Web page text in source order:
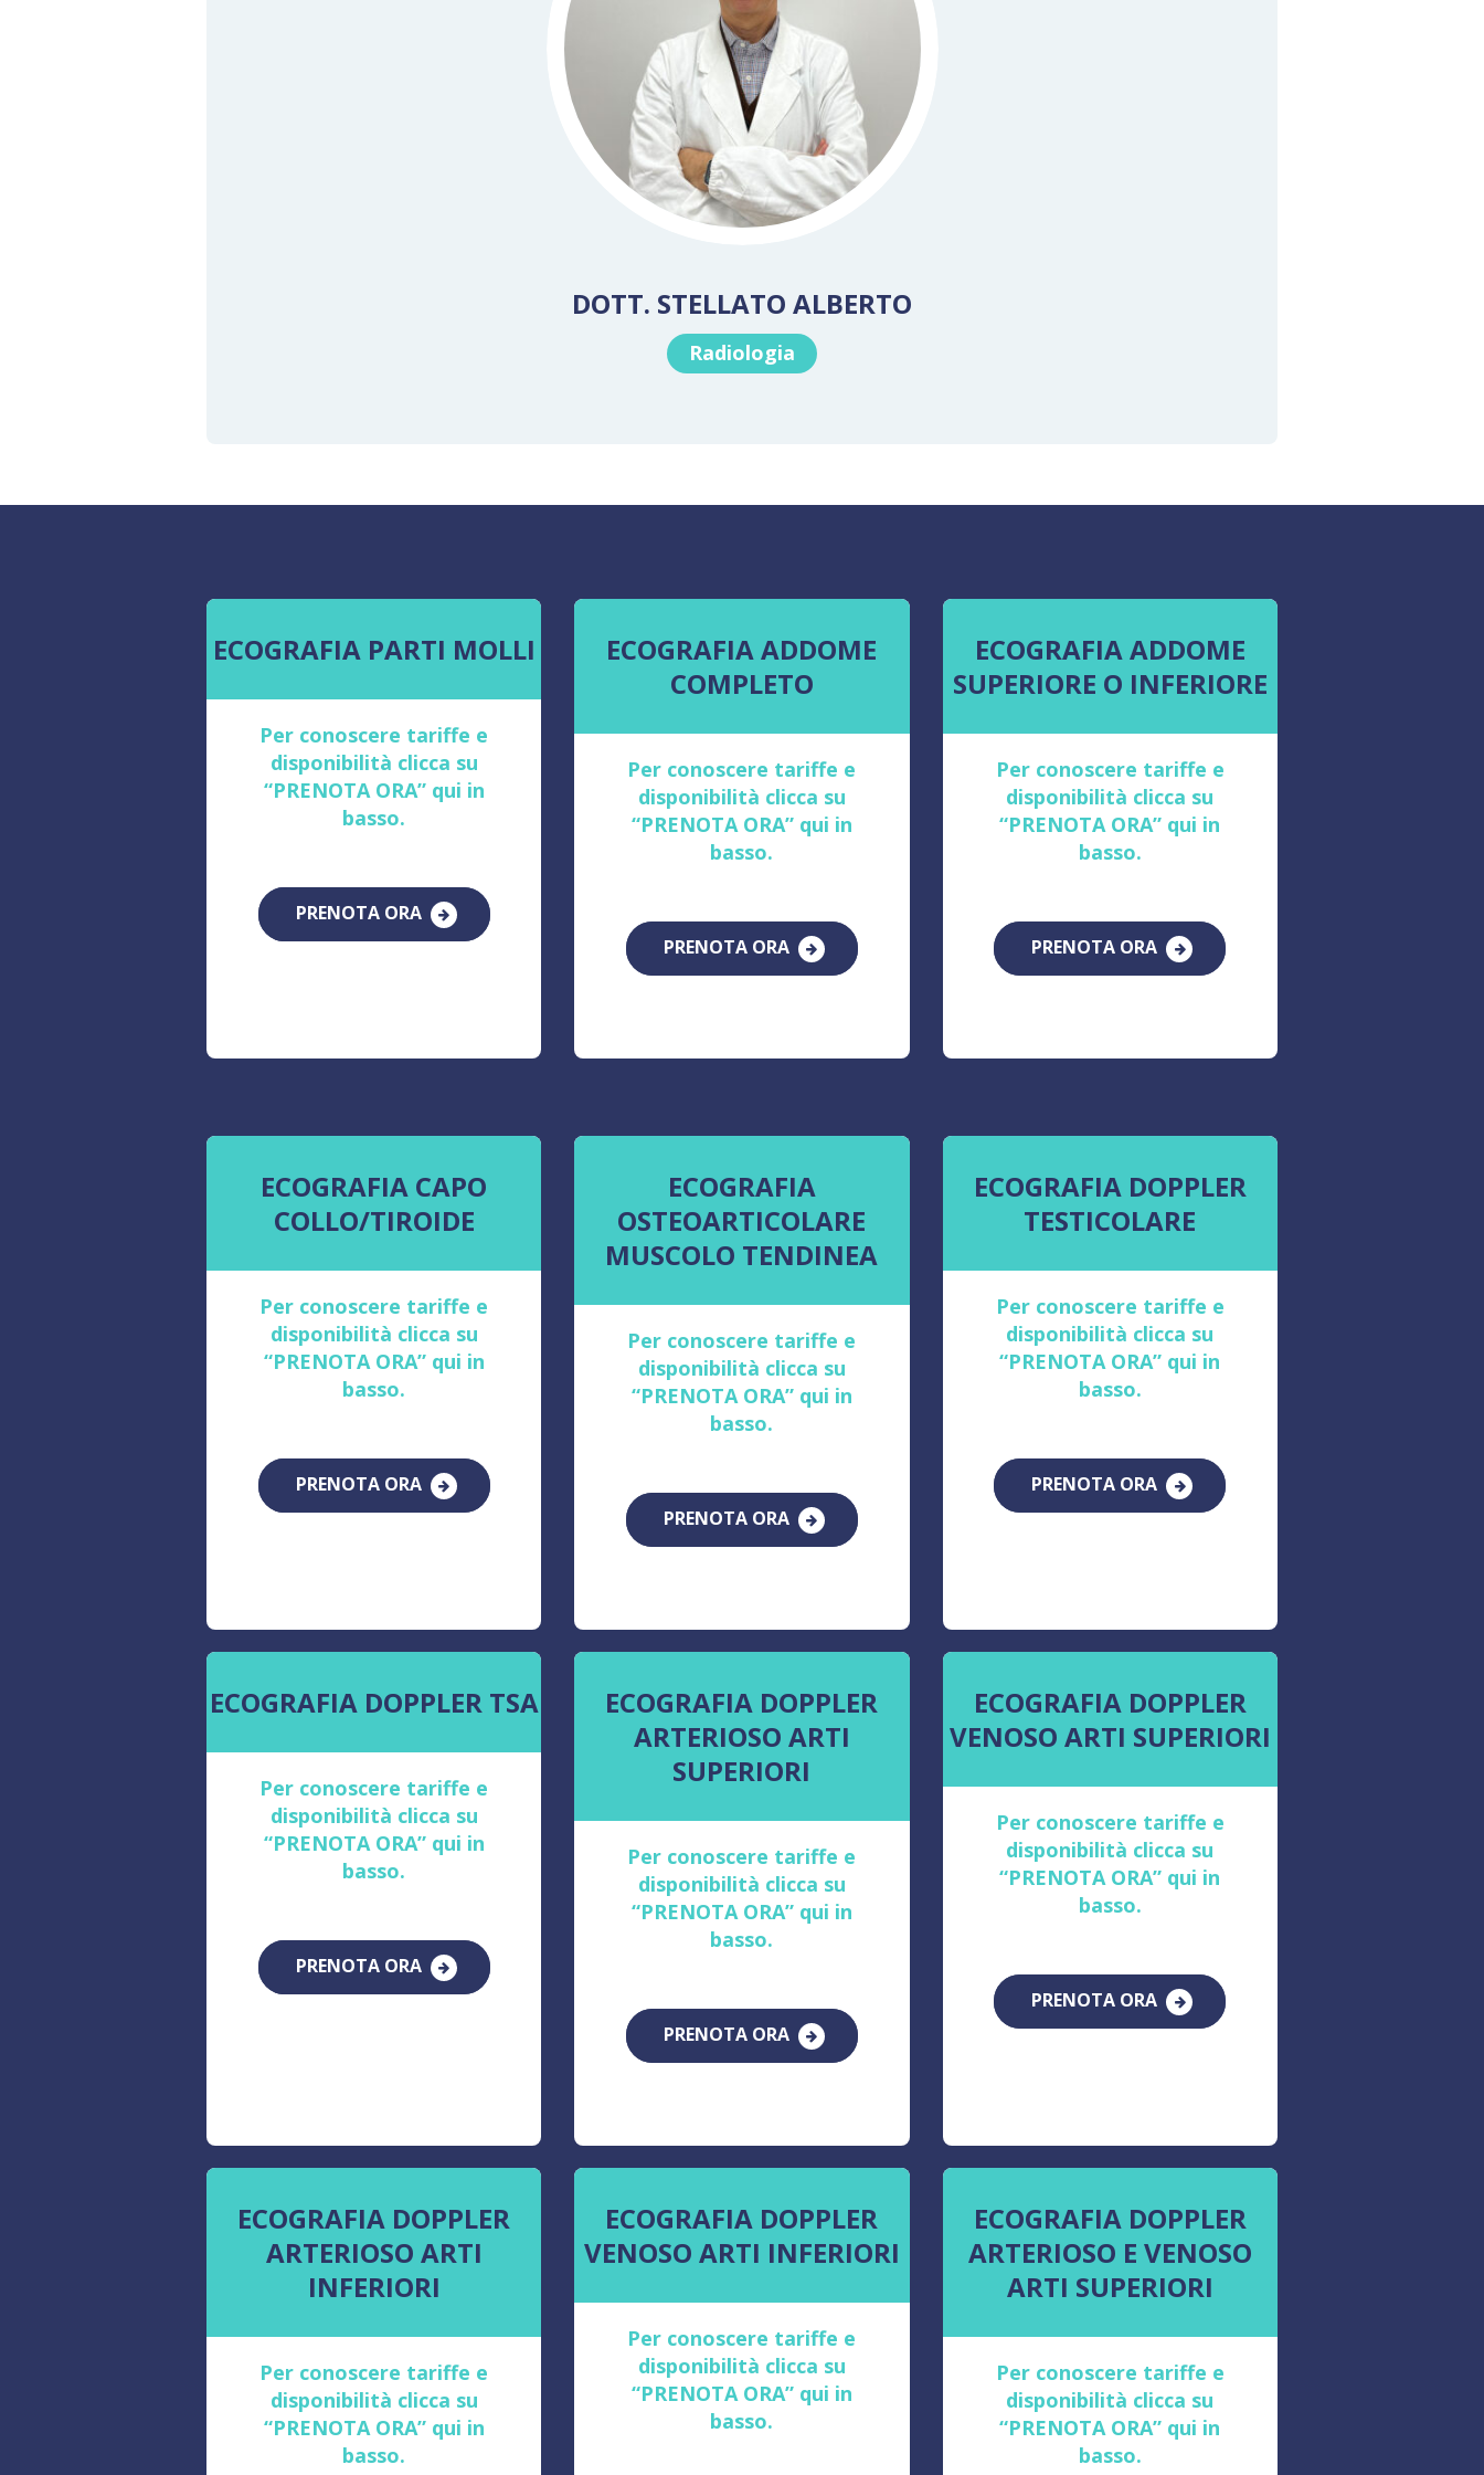
DOTT. STELLATO ALBERTO
Radiologia
ECOGRAFIA PARTI MOLLI
Per conoscere tariffe e
disponibilità clicca su
“PRENOTA ORA” qui in
basso.
PRENOTA ORA
ECOGRAFIA ADDOME
COMPLETO
Per conoscere tariffe e
disponibilità clicca su
“PRENOTA ORA” qui in
basso.
PRENOTA ORA
ECOGRAFIA ADDOME
SUPERIORE O INFERIORE
Per conoscere tariffe e
disponibilità clicca su
“PRENOTA ORA” qui in
basso.
PRENOTA ORA
ECOGRAFIA CAPO
COLLO/TIROIDE
Per conoscere tariffe e
disponibilità clicca su
“PRENOTA ORA” qui in
basso.
PRENOTA ORA
ECOGRAFIA
OSTEOARTICOLARE
MUSCOLO TENDINEA
Per conoscere tariffe e
disponibilità clicca su
“PRENOTA ORA” qui in
basso.
PRENOTA ORA
ECOGRAFIA DOPPLER
TESTICOLARE
Per conoscere tariffe e
disponibilità clicca su
“PRENOTA ORA” qui in
basso.
PRENOTA ORA
ECOGRAFIA DOPPLER TSA
Per conoscere tariffe e
disponibilità clicca su
“PRENOTA ORA” qui in
basso.
PRENOTA ORA
ECOGRAFIA DOPPLER
ARTERIOSO ARTI
SUPERIORI
Per conoscere tariffe e
disponibilità clicca su
“PRENOTA ORA” qui in
basso.
PRENOTA ORA
ECOGRAFIA DOPPLER
VENOSO ARTI SUPERIORI
Per conoscere tariffe e
disponibilità clicca su
“PRENOTA ORA” qui in
basso.
PRENOTA ORA
ECOGRAFIA DOPPLER
ARTERIOSO ARTI
INFERIORI
Per conoscere tariffe e
disponibilità clicca su
“PRENOTA ORA” qui in
basso.
ECOGRAFIA DOPPLER
VENOSO ARTI INFERIORI
Per conoscere tariffe e
disponibilità clicca su
“PRENOTA ORA” qui in
basso.
ECOGRAFIA DOPPLER
ARTERIOSO E VENOSO
ARTI SUPERIORI
Per conoscere tariffe e
disponibilità clicca su
“PRENOTA ORA” qui in
basso.